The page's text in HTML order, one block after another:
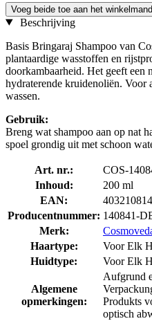
Voeg beide toe aan het
Beschrijving
Basis Bringaraj Shampoo van
plantaardige wasstoffen en
doorkambaarheid. Het geeft een
hydraterende kruidenoliën. Voor
wassen.
Gebruik:
Breng wat shampoo aan op nat
spoel grondig uit met schoon
Art. nr.:
COS-
Inhoud:
200 ml
EAN:
Producentnummer: 140841-
Merk:
Haartype:
Voor Elk
Huidtype:
Voor Elk
Algemene
opmerkingen:
Aufgrund
Produkts
optisch